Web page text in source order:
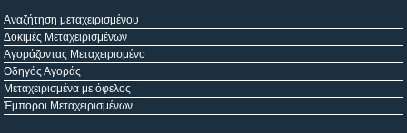
Αναζήτηση μεταχειρισμένου
Δοκιμές Μεταχειρισμένων
Αγοράζοντας Μεταχειρισμένο
Οδηγός Αγοράς
Μεταχειρισμένα με όφελος
Έμποροι Μεταχειρισμένων